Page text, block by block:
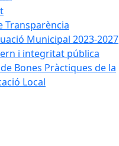
Transparència
Municipal 2023-2027
i integritat pública
Bones Pràctiques de la
Local